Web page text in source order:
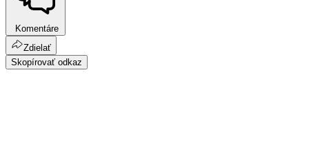
Komentáre
Zdielať
Skopírovať odkaz